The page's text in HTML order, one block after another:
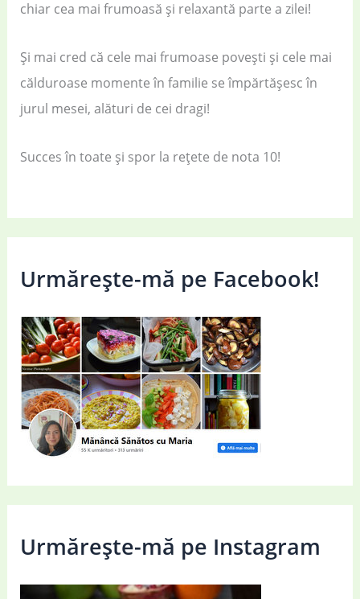
chiar cea mai frumoasă și relaxantă parte a zilei!
Și mai cred că cele mai frumoase povești și cele mai
călduroase momente în familie se împărtășesc în
jurul mesei, alături de cei dragi!
Succes în toate și spor la rețete de nota 10!
Urmărește-mă pe Facebook!
Urmărește-mă pe Instagram